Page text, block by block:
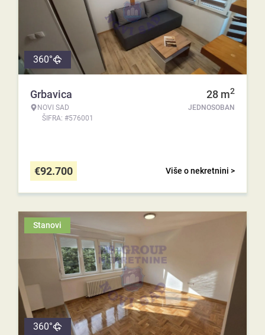
360°
Grbavica
NOVI SAD
ŠIFRA: #576001
28 m2
JEDNOSOBAN
Više o nekretnini >
€92.700
Stanovi
360°